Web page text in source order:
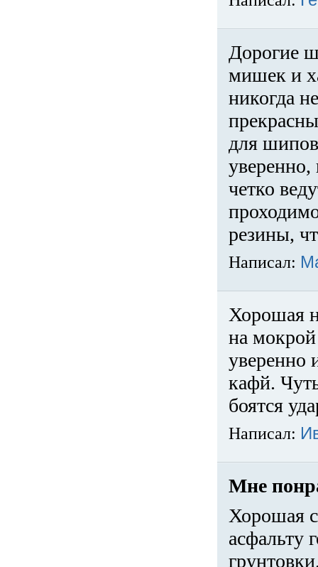
Дорогие
мишек и
никогда
для
четко
резины,
Написал:
Хорошая
на
уверенно
кафй.
боятся
Написал:
Мне
Хорошая
асфальту